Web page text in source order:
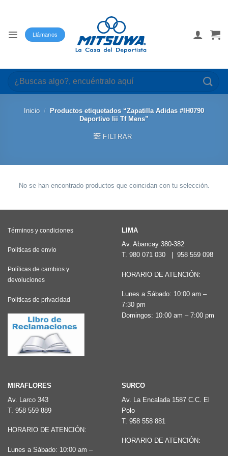
Llámanos
Buscar
por:
Inicio /
Productos etiquetados “Zapatilla Adidas #IH0790
Deportivo Iii Tf Mens”
FILTRAR
No se han encontrado productos que coincidan con tu selección.
Términos y condiciones
Políticas de envío
Políticas de cambios y
devoluciones
Políticas de privacidad
LIMA
Av. Abancay 380-382
T. 980 071 030 958 559 098
HORARIO DE ATENCIÓN:
Lunes a Sábado: 10:00 am –
7:30 pm
Domingos: 10:00 am – 7:00 pm
MIRAFLORES
Av. Larco 343
T. 958 559 889
HORARIO DE ATENCIÓN:
Lunes a Sábado: 10:00 am –
SURCO
Av. La Encalada 1587 C.C. El
Polo
T. 958 558 881
HORARIO DE ATENCIÓN: